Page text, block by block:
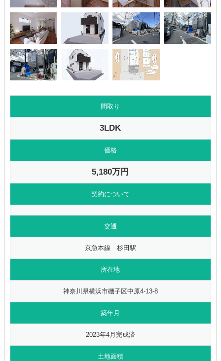
間取り
3LDK
価格
5,180万円
契約について
交通
京急本線 杉田駅
所在地
神奈川県横浜市磯子区中原4-13-8
築年月
2023年4月完成済
土地面積